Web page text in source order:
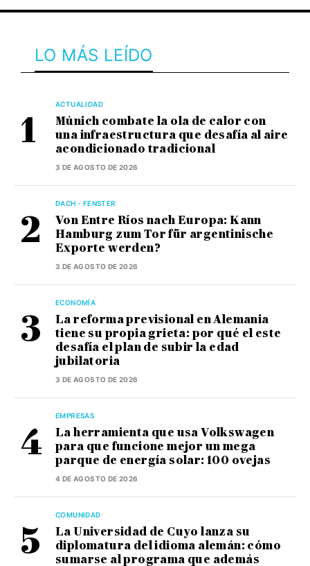
LO MÁS LEÍDO
ACTUALIDAD
Múnich combate la ola de calor con
una infraestructura que desafía al aire
acondicionado tradicional
3 DE AGOSTO DE 2026
DACH - FENSTER
Von Entre Ríos nach Europa: Kann
Hamburg zum Tor für argentinische
Exporte werden?
3 DE AGOSTO DE 2026
ECONOMÍA
La reforma previsional en Alemania
tiene su propia grieta: por qué el este
desafía el plan de subir la edad
jubilatoria
3 DE AGOSTO DE 2026
EMPRESAS
La herramienta que usa Volkswagen
para que funcione mejor un mega
parque de energía solar: 100 ovejas
4 DE AGOSTO DE 2026
COMUNIDAD
La Universidad de Cuyo lanza su
diplomatura del idioma alemán: cómo
sumarse al programa que además